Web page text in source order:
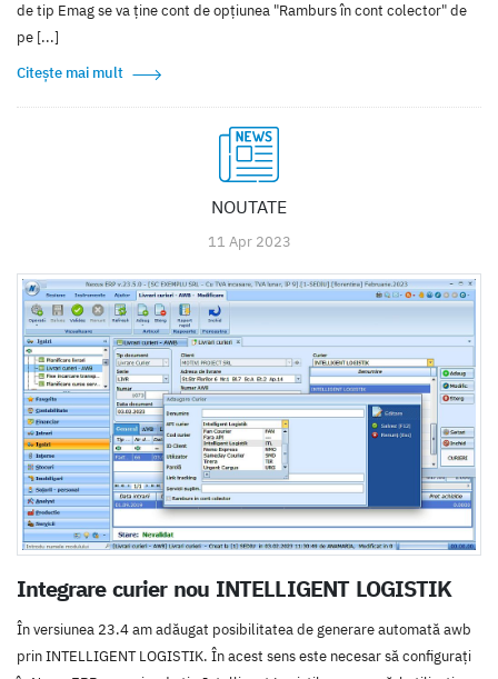
de tip Emag se va ține cont de opțiunea "Ramburs în cont colector" de
pe [...]
Citește mai mult
NOUTATE
11 Apr 2023
Integrare curier nou INTELLIGENT LOGISTIK
În versiunea 23.4 am adăugat posibilitatea de generare automată awb
prin INTELLIGENT LOGISTIK. În acest sens este necesar să configurați